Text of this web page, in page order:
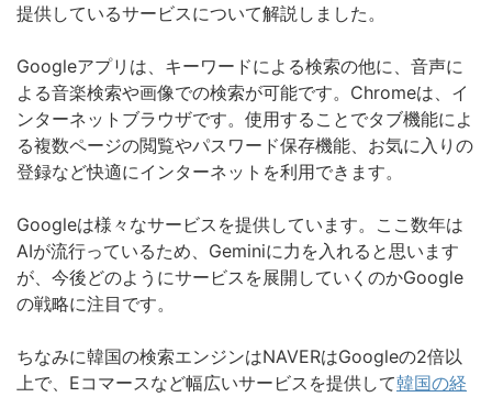
提供しているサービスについて解説しました。
Googleアプリは、キーワードによる検索の他に、音声に
よる音楽検索や画像での検索が可能です。Chromeは、イ
ンターネットブラウザです。使用することでタブ機能によ
る複数ページの閲覧やパスワード保存機能、お気に入りの
登録など快適にインターネットを利用できます。
Googleは様々なサービスを提供しています。ここ数年は
AIが流行っているため、Geminiに力を入れると思います
が、今後どのようにサービスを展開していくのかGoogle
の戦略に注目です。
ちなみに韓国の検索エンジンはNAVERはGoogleの2倍以
上で、Eコマースなど幅広いサービスを提供して韓国の経